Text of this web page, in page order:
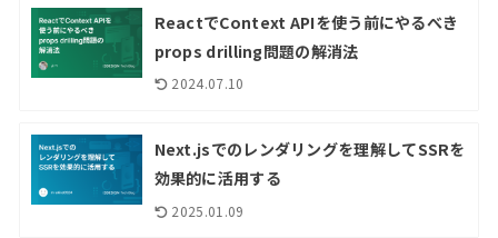
ReactでContext APIを使う前にやるべき
props drilling問題の解消法
2024.07.10
Next.jsでのレンダリングを理解してSSRを
効果的に活用する
2025.01.09